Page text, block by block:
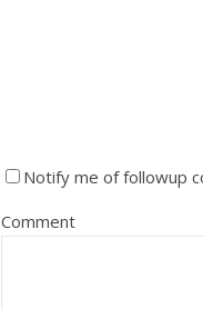
Notify me of followup
Comment